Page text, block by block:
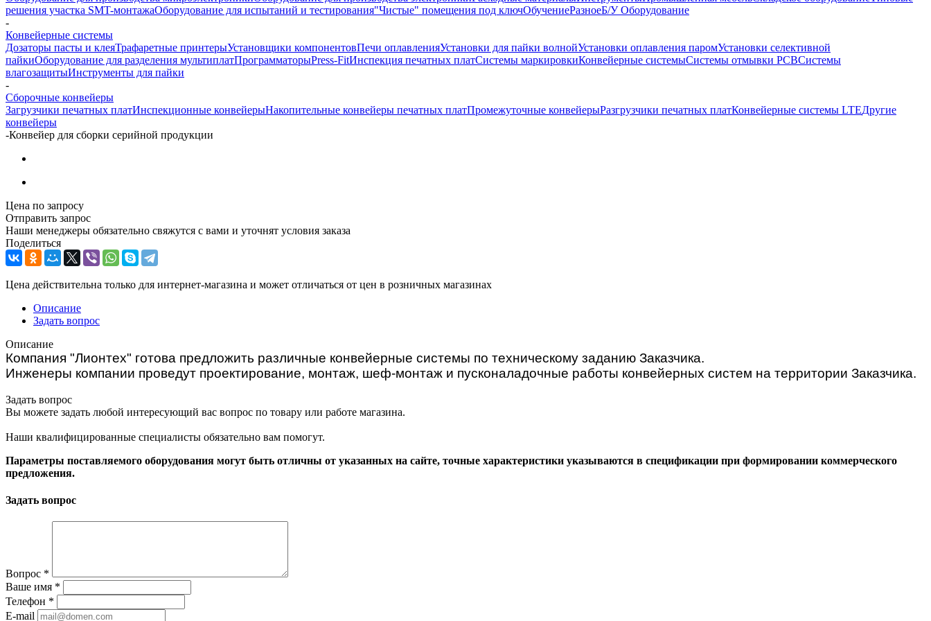
решения участка SMT-монтажаОборудование для испытаний и тестирования"Чистые" помещения под ключОбучениеРазноеБ/У Оборудование
-
Конвейерные системы
Дозаторы пасты и клеяТрафаретные принтерыУстановщики компонентовПечи оплавленияУстановки для пайки волнойУстановки оплавления паромУстановки селективной
пайкиОборудование для разделения мультиплатПрограмматорыPress-FitИнспекция печатных платСистемы маркировкиКонвейерные системыСистемы отмывки PCBСистемы
влагозащитыИнструменты для пайки
-
Сборочные конвейеры
Загрузчики печатных платИнспекционные конвейерыНакопительные конвейеры печатных платПромежуточные конвейерыРазгрузчики печатных платКонвейерные системы LTEДругие
конвейеры
-Конвейер для сборки серийной продукции
Цена по запросу
Отправить запрос
Наши менеджеры обязательно свяжутся с вами и уточнят условия заказа
Поделиться
Цена действительна только для интернет-магазина и может отличаться от цен в розничных магазинах
Описание
Задать вопрос
Описание
Компания "Лионтех" готова предложить различные конвейерные системы по техническому заданию Заказчика.
Инженеры компании проведут проектирование, монтаж, шеф-монтаж и пусконаладочные работы конвейерных систем на территории Заказчика.
Задать вопрос
Вы можете задать любой интересующий вас вопрос по товару или работе магазина.
Наши квалифицированные специалисты обязательно вам помогут.
Параметры поставляемого оборудования могут быть отличны от указанных на сайте, точные характеристики указываются в спецификации при формировании коммерческого
предложения.
Задать вопрос
Вопрос *
Ваше имя *
Телефон *
E-mail